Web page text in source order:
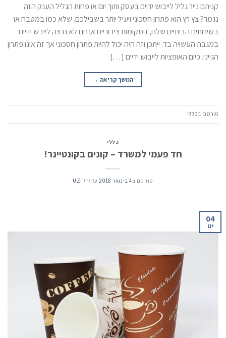
קניתם נייר גליל לייבוש ידיים בעסק ותוך יום או פחות הגליל הענק הזה
נגמר? צץ רץ הוא פתרון חסכוני ויעיל יותר בשבילכם. שלא כמו במטבח או
בשירותים הביתיים שלנו, במקומות ציבוריים אנחנו לא נרצה לייבש ידיים
במגבת העשויה בד. ייתכן וזה היה יכול להיות פתרון חסכוני אך זה אינו פתרון
הגייני. כיום האופציות לייבוש ידיים […]
המשך קריאה →
פורסם בכללי
כללי
חד פעמי למשרד – קונים בקונטיינר!
פורסם ב4 בינואר 2018 על ידי UZI
04
ינו